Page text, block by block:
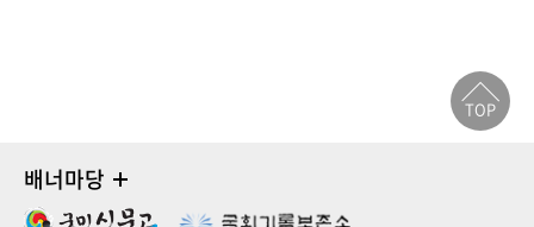
TOP
배너마당